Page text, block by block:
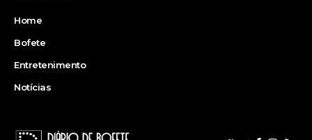
Home
Bofete
Entretenimento
Notícias